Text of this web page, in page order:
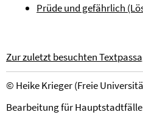
Prüde und gefährlich
Zur zuletzt besuchten
© Heike Krieger (Freie
Bearbeitung für